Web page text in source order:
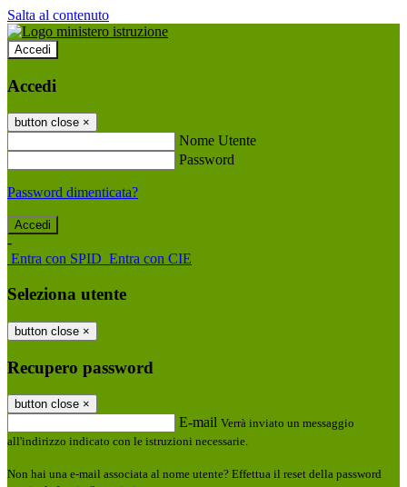
Salta al contenuto
Accedi
Accedi
button close ×
Nome Utente
Password
Password dimenticata?
-
Entra con SPID Entra con CIE
Seleziona utente
button close ×
Recupero password
button close ×
E-mail Verrà inviato un messaggio
all'indirizzo indicato con le istruzioni necessarie.
Non hai una e-mail associata al nome utente? Effettua il reset della password